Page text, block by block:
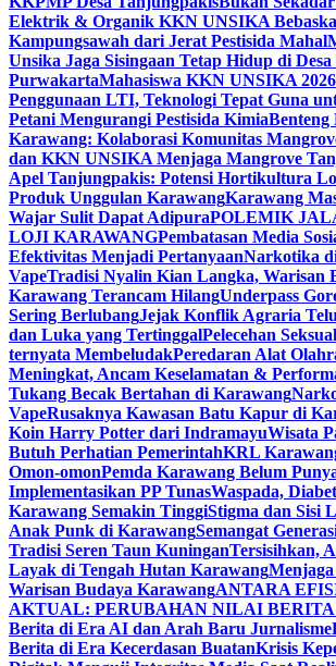
Elektrik & Organik KKN UNSIKA
Kampungsawah dari Jerat Pestisida Mahal
Unsika Jaga Sisingaan Tetap Hidup di
PurwakartaMahasiswa KKN UNSIKA
Penggunaan LTI, Teknologi Tepat Guna
Petani Mengurangi Pestisida KimiaBenteng
Karawang: Kolaborasi Komunitas
dan KKN UNSIKA Menjaga Mangrove
Apel Tanjungpakis: Potensi Hortikultura
Produk Unggulan KarawangKarawang
Wajar Sulit Dapat AdipuraPOLEMIK
LOJI KARAWANGPembatasan Media
Efektivitas Menjadi PertanyaanNarkotika
VapeTradisi Nyalin Kian Langka, Warisan
Karawang Terancam HilangUnderpass
Sering BerlubangJejak Konflik Agraria
dan Luka yang TertinggalPelecehan
ternyata MembeludakPeredaran Alat
Meningkat, Ancam Keselamatan &
Tukang Becak Bertahan di Karawang
VapeRusaknya Kawasan Batu Kapur di
Koin Harry Potter dari IndramayuWisata
Butuh Perhatian PemerintahKRL
Omon-omonPemda Karawang Belum
Implementasikan PP TunasWaspada,
Karawang Semakin TinggiStigma dan Sisi
Anak Punk di KarawangSemangat
Tradisi Seren Taun KuninganTersisihkan,
Layak di Tengah Hutan Karawang
Warisan Budaya KarawangANTARA
AKTUAL: PERUBAHAN NILAI
Berita di Era AI dan Arah Baru Jurnalisme
Berita di Era Kecerdasan BuatanKrisis